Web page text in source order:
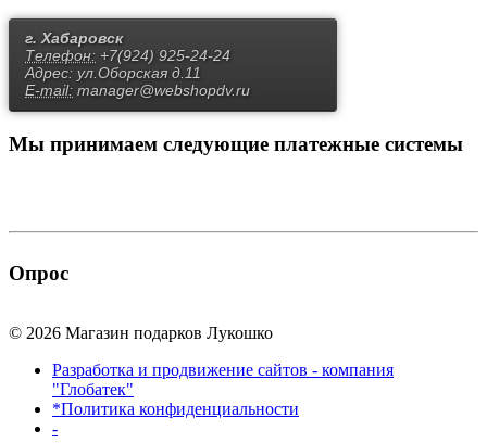
г. Хабаровск
Телефон: +7(924) 925-24-24
Адрес: ул.Оборская д.11
E-mail: manager@webshopdv.ru
Мы принимаем следующие платежные системы
Опрос
© 2026 Магазин подарков Лукошко
Разработка и продвижение сайтов - компания
"Глобатек"
*Политика конфиденциальности
-